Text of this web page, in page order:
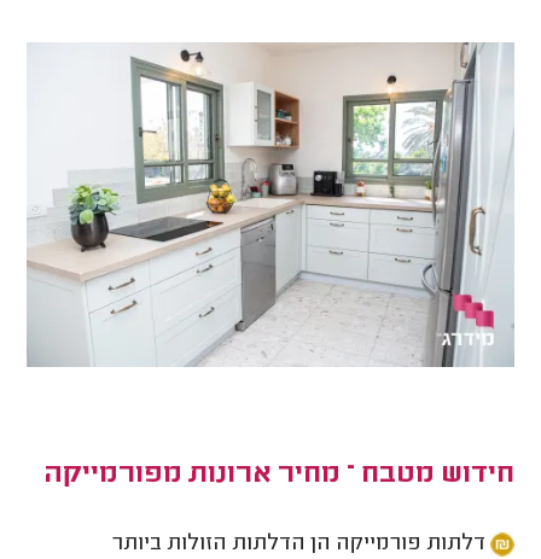
חידוש מטבח – מחיר ארונות מפורמייקה
דלתות פורמייקה הן הדלתות הזולות ביותר